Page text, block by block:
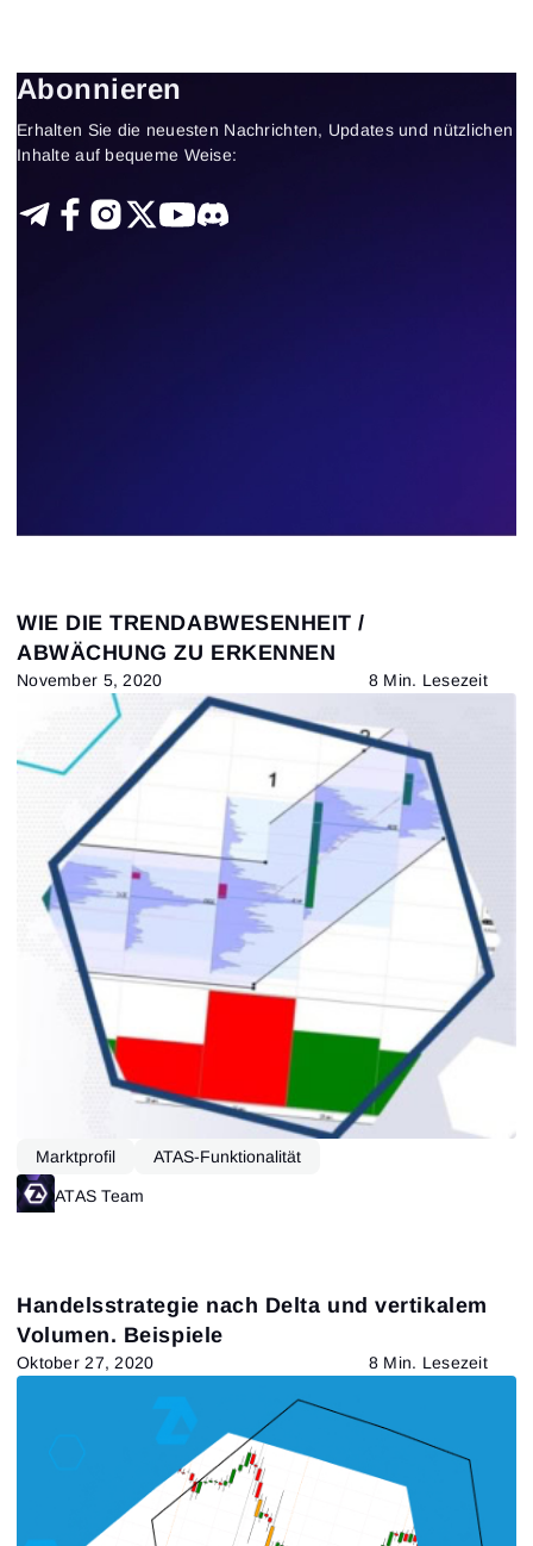
76 Results found
Apply filters
WIE DIE TRENDABWESENHEIT /
ABWÄCHUNG ZU ERKENNEN
November 5, 2020 8 Min. Lesezeit
Marktprofil ATAS-Funktionalität
ATAS Team
Handelsstrategie nach Delta und vertikalem
Volumen. Beispiele
Oktober 27, 2020 8 Min. Lesezeit
Abonnieren
Erhalten Sie die neuesten Nachrichten, Updates und nützlichen
Inhalte auf bequeme Weise: